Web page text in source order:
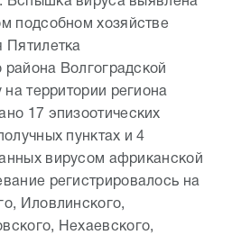
подсобном хозяйстве
Пятилетка
района Волгоградской
территории региона
17 эпизоотических
пунктах и 4
вирусом африканской
регистрировалось на
Иловлинского,
Нехаевского,